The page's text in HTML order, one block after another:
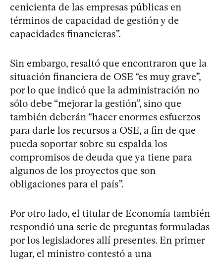
cenicienta de las empresas públicas en
términos de capacidad de gestión y de
capacidades financieras”.
Sin embargo, resaltó que encontraron que la
situación financiera de OSE “es muy grave”,
por lo que indicó que la administración no
sólo debe “mejorar la gestión”, sino que
también deberán “hacer enormes esfuerzos
para darle los recursos a OSE, a fin de que
pueda soportar sobre su espalda los
compromisos de deuda que ya tiene para
algunos de los proyectos que son
obligaciones para el país”.
Por otro lado, el titular de Economía también
respondió una serie de preguntas formuladas
por los legisladores allí presentes. En primer
lugar, el ministro contestó a una